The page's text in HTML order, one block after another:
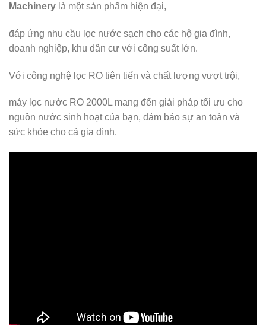
Machinery là một sản phẩm hiện đại,
đáp ứng nhu cầu lọc nước sạch cho các hộ gia đình,
doanh nghiệp, khu dân cư với công suất lớn.
Với công nghệ lọc RO tiên tiến và chất lượng vượt trội,
máy lọc nước RO 2000L mang đến giải pháp tối ưu cho
nguồn nước sinh hoạt của bạn, đảm bảo sự an toàn và
sức khỏe cho cả gia đình.